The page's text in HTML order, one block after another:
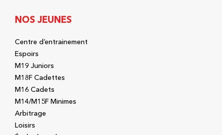
NOS JEUNES
Centre d’entrainement
Espoirs
M19 Juniors
M18F Cadettes
M16 Cadets
M14/M15F Minimes
Arbitrage
Loisirs